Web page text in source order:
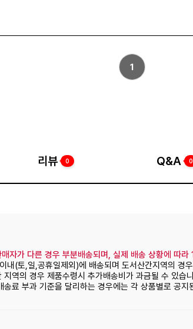
1
리뷰 0 Q&A 0
자가 다른 경우 부분배송되며, 실제 배송 상황에 따
내(토,일,공휴일제외)에 배송되며 도서산간지역의 경
역의 경우 제품수령시 추가배송비가 과금될 수 있습
료 부과 기준을 달리하는 경우에는 각 상품별로 공지